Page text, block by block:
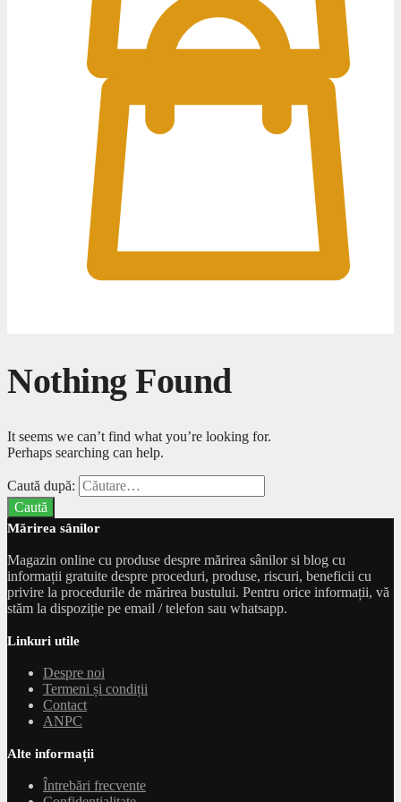
Nothing Found
It seems we can’t find what you’re looking for.
Perhaps searching can help.
Caută după:
Mărirea sânilor
Magazin online cu produse despre mărirea sânilor si blog cu
informații gratuite despre proceduri, produse, riscuri, beneficii cu
privire la procedurile de mărirea bustului. Pentru orice informații, vă
stăm la dispoziție pe email / telefon sau whatsapp.
Linkuri utile
Despre noi
Termeni și condiții
Contact
ANPC
Alte informații
Întrebări frecvente